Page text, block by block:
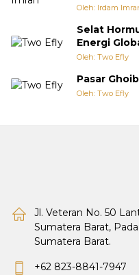
Oleh: Irdam
Selat
Energi
Oleh: Two Efly
Pasar Ghoib
Oleh: Two Efly
Jl. Veteran No. 50
Sumatera Barat,
Sumatera Barat.
+62 823-8841-7947